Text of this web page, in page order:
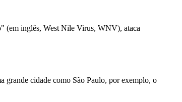
(em inglês, West Nile Virus, WNV), ataca
grande cidade como São Paulo, por exemplo, o